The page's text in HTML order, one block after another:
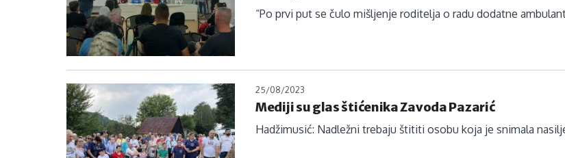
“Po prvi put se čulo mišljenje roditelja o radu dodatne
25/08/2023
Mediji su glas štićenika Zavoda Pazarić
Hadžimusić: Nadležni trebaju štititi osobu koja je snimala